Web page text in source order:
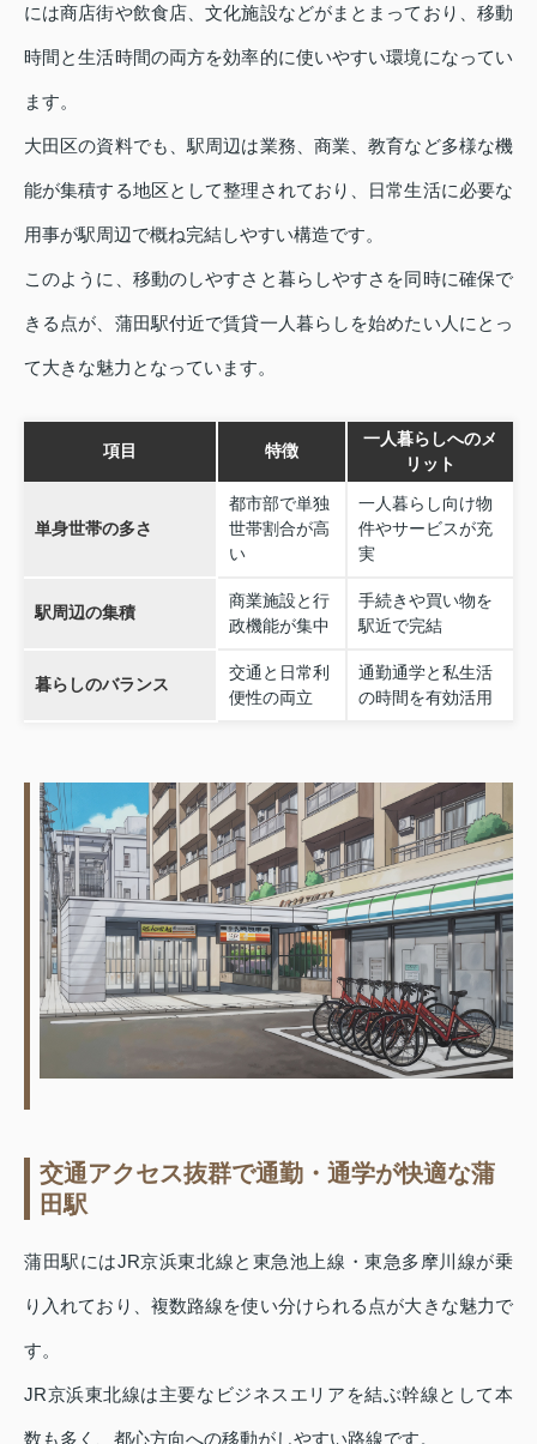
には商店街や飲食店、文化施設などがまとまっており、移動
時間と生活時間の両方を効率的に使いやすい環境になってい
ます。
大田区の資料でも、駅周辺は業務、商業、教育など多様な機
能が集積する地区として整理されており、日常生活に必要な
用事が駅周辺で概ね完結しやすい構造です。
このように、移動のしやすさと暮らしやすさを同時に確保で
きる点が、蒲田駅付近で賃貸一人暮らしを始めたい人にとっ
て大きな魅力となっています。
項目 特徴
一人暮らしへのメ
リット
単身世帯の多さ
都市部で単独
世帯割合が高
い
一人暮らし向け物
件やサービスが充
実
駅周辺の集積
商業施設と行
政機能が集中
手続きや買い物を
駅近で完結
暮らしのバランス
交通と日常利
便性の両立
通勤通学と私生活
の時間を有効活用
交通アクセス抜群で通勤・通学が快適な蒲
田駅
蒲田駅にはJR京浜東北線と東急池上線・東急多摩川線が乗
り入れており、複数路線を使い分けられる点が大きな魅力で
す。
JR京浜東北線は主要なビジネスエリアを結ぶ幹線として本
数も多く、都心方向への移動がしやすい路線です。